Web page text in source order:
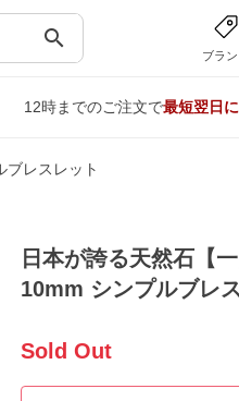
search
ブラ
12時までのご注文で最短翌日
ブレスレット
日本が誇る天然石【
10mm シンプルブレ
Sold Out